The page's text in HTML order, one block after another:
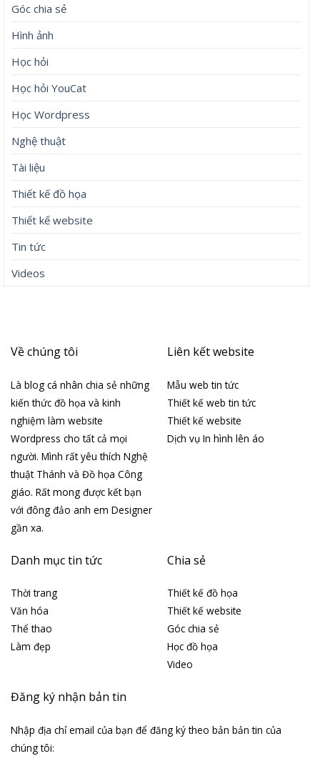
Góc chia sẻ
Hình ảnh
Học hỏi
Học hỏi YouCat
Học Wordpress
Nghệ thuật
Tài liệu
Thiết kế đồ họa
Thiết kế website
Tin tức
Videos
Về chúng tôi
Là blog cá nhân chia sẻ những
kiến thức đồ họa và kinh
nghiệm làm website
Wordpress cho tất cả mọi
người. Mình rất yêu thích Nghệ
thuật Thánh và Đồ họa Công
giáo. Rất mong được kết bạn
với đông đảo anh em Designer
gần xa.
Liên kết website
Mẫu web tin tức
Thiết kế web tin tức
Thiết kế website
Dịch vụ In hình lên áo
Danh mục tin tức
Thời trang
Văn hóa
Thể thao
Làm đẹp
Chia sẻ
Thiết kế đồ họa
Thiết kế website
Góc chia sẻ
Học đồ họa
Video
Đăng ký nhận bản tin
Nhập địa chỉ email của bạn để đăng ký theo bản bản tin của
chúng tôi: